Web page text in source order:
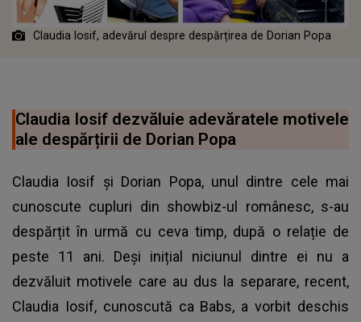
Claudia Iosif, adevărul despre despărțirea de Dorian Popa
Claudia Iosif dezvăluie adevăratele motivele
ale despărțirii de Dorian Popa
Claudia Iosif și Dorian Popa, unul dintre cele mai
cunoscute cupluri din showbiz-ul românesc, s-au
despărțit în urmă cu ceva timp, după o relație de
peste 11 ani. Deși inițial niciunul dintre ei nu a
dezvăluit motivele care au dus la separare, recent,
Claudia Iosif, cunoscută ca Babs, a vorbit deschis